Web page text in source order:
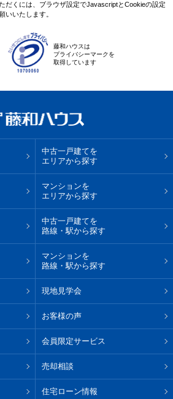
だくには、ブラウザ設定でJavascriptとCookieの設定
いいたします。
藤和ハウスは
プライバシーマークを
取得しています
中古一戸建てを
エリアから探す
マンションを
エリアから探す
中古一戸建てを
路線・駅から探す
マンションを
路線・駅から探す
現地見学会
お客様の声
会員限定サービス
売却相談
住宅ローン情報